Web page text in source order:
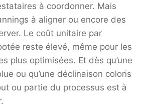
à coordonner. Mais
à aligner ou encore des
Le coût unitaire par
reste élevé, même pour les
plus optimisées. Et dès qu’une
ou qu’une déclinaison coloris
ou partie du processus est à